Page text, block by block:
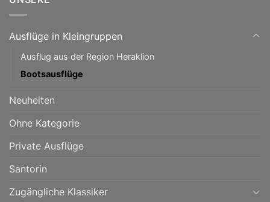
Ausflüge in Kleingruppen
Ausflug aus der Region Heraklion
Bootsausflüge
Neuheiten
Ohne Kategorie
Private Ausflüge
Santorin
Zugängliche Klassiker